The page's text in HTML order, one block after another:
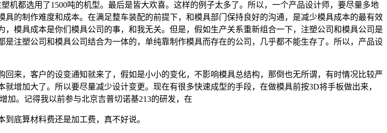
机都选用了1500吨的机型。最后是皆大欢喜。这样的例子太多了。所以，一个产品设计师，要尽量多地
的制作难度和成本。在满足整车装配的前提下，和模具部门保持良好的沟通，是减少模具成本的最有效
模具成本是你们模具公司的事，和我无关。但是，假如生产关系重新组合一下，注塑公司和模具公司是
注塑公司和模具公司结合为一体的，单纯靠制作模具而存在的公司，几乎都不能生存了。所以，产品设
，客户的设变通知就来了，假如是小小的变化，不影响模具总结构，那倒也无所谓，有时情况比较严
增加大了。所以要尽量减少设计变更。现在有很多快速成型的手段，在做模具前按3D将手板做出来，
加。记得我以前参与北京吉普切诺基213的研发，在
底算材料费还是加工费，真不好说。